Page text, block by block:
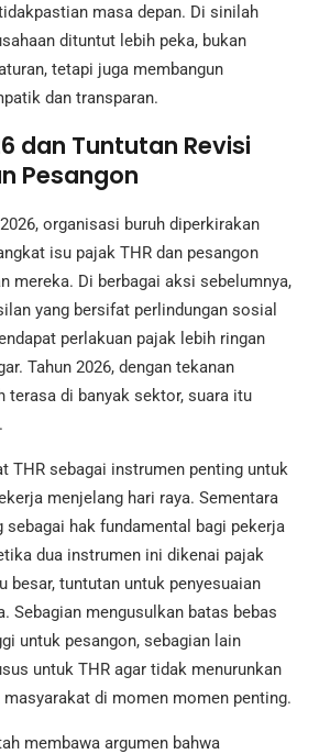
masa depan. Di sinilah
dituntut lebih peka, bukan
tetapi juga membangun
dan transparan.
dan Tuntutan Revisi
Pesangon
organisasi buruh diperkirakan
isu pajak THR dan pesangon
mereka. Di berbagai aksi sebelumnya,
yang bersifat perlindungan sosial
perlakuan pajak lebih ringan
Tahun 2026, dengan tekanan
terasa di banyak sektor, suara itu
THR sebagai instrumen penting untuk
menjelang hari raya. Sementara
sebagai hak fundamental bagi pekerja
dua instrumen ini dikenai pajak
besar, tuntutan untuk penyesuaian
Sebagian mengusulkan batas bebas
untuk pesangon, sebagian lain
untuk THR agar tidak menurunkan
masyarakat di momen momen penting.
membawa argumen bahwa